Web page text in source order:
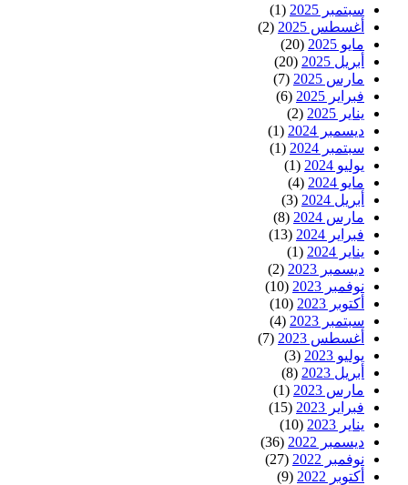
سبتمبر 2025
(1)
أغسطس 2025
(2)
مايو 2025
(20)
أبريل 2025
(20)
مارس 2025
(7)
فبراير 2025
(6)
يناير 2025
(2)
ديسمبر 2024
(1)
سبتمبر 2024
(1)
يوليو 2024
(1)
مايو 2024
(4)
أبريل 2024
(3)
مارس 2024
(8)
فبراير 2024
(13)
يناير 2024
(1)
ديسمبر 2023
(2)
نوفمبر 2023
(10)
أكتوبر 2023
(10)
سبتمبر 2023
(4)
أغسطس 2023
(7)
يوليو 2023
(3)
أبريل 2023
(8)
مارس 2023
(1)
فبراير 2023
(15)
يناير 2023
(10)
ديسمبر 2022
(36)
نوفمبر 2022
(27)
أكتوبر 2022
(9)